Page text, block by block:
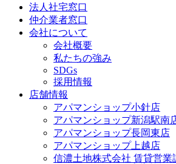
法人社宅窓口
仲介業者窓口
会社について
会社概要
私たちの強み
SDGs
採用情報
店舗情報
アパマンショップ小針店
アパマンショップ新潟駅南
アパマンショップ長岡東店
アパマンショップ上越店
信濃土地株式会社 賃貸営業